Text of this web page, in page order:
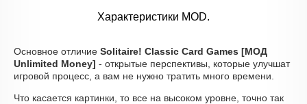
Характеристики MOD.
Основное отличие Solitaire! Classic Card Games [МОД
Unlimited Money] - открытые перспективы, которые улучшат
игровой процесс, а вам не нужно тратить много времени.
Что касается картинки, то все на высоком уровне, точно так